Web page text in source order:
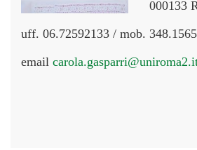
000133
uff. 06.72592133 / mob.
email